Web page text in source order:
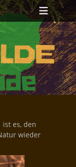
ist es, den
wieder